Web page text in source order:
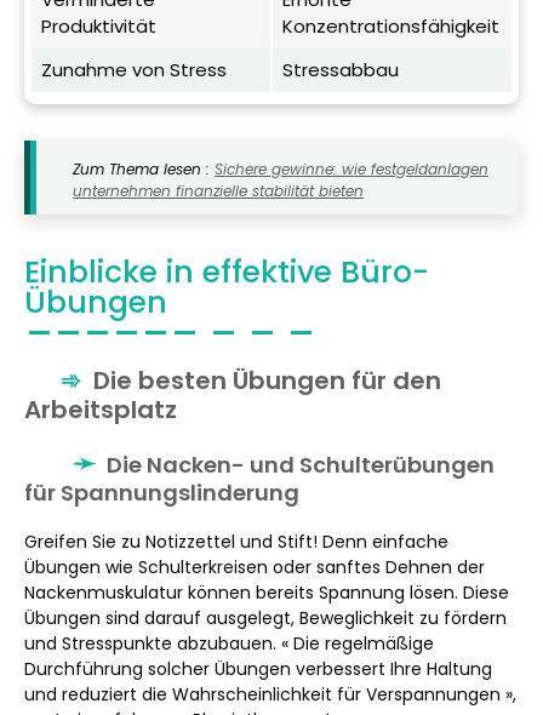
Produktivität
Konzentrationsfähigkeit
Zunahme von Stress
Stressabbau
Zum Thema lesen : Sichere gewinne: wie festgeldanlagen
unternehmen finanzielle stabilität bieten
Einblicke in effektive Büro-
Übungen
Die besten Übungen für den
Arbeitsplatz
Die Nacken- und Schulterübungen
für Spannungslinderung
Greifen Sie zu Notizzettel und Stift! Denn einfache
Übungen wie Schulterkreisen oder sanftes Dehnen der
Nackenmuskulatur können bereits Spannung lösen. Diese
Übungen sind darauf ausgelegt, Beweglichkeit zu fördern
und Stresspunkte abzubauen. « Die regelmäßige
Durchführung solcher Übungen verbessert Ihre Haltung
und reduziert die Wahrscheinlichkeit für Verspannungen »,